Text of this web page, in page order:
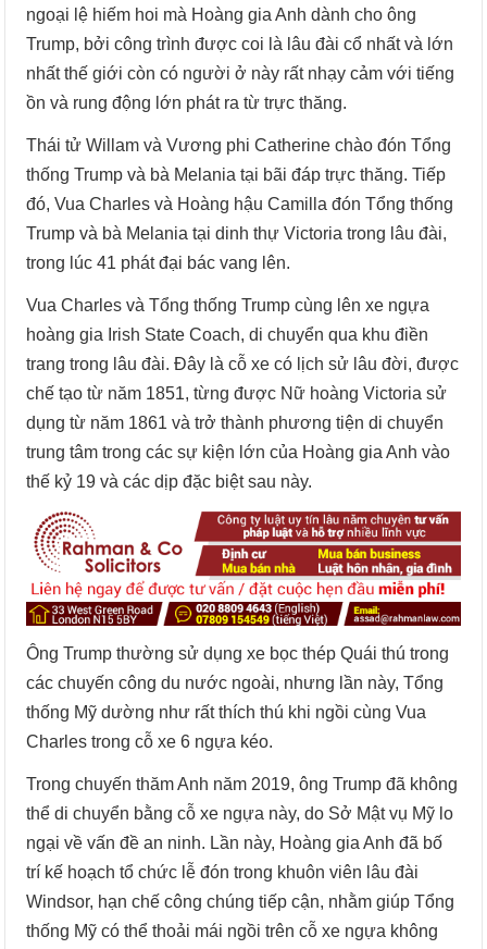
ngoại lệ hiếm hoi mà Hoàng gia Anh dành cho ông
Trump, bởi công trình được coi là lâu đài cổ nhất và lớn
nhất thế giới còn có người ở này rất nhạy cảm với tiếng
ồn và rung động lớn phát ra từ trực thăng.
Thái tử Willam và Vương phi Catherine chào đón Tổng
thống Trump và bà Melania tại bãi đáp trực thăng. Tiếp
đó, Vua Charles và Hoàng hậu Camilla đón Tổng thống
Trump và bà Melania tại dinh thự Victoria trong lâu đài,
trong lúc 41 phát đại bác vang lên.
Vua Charles và Tổng thống Trump cùng lên xe ngựa
hoàng gia Irish State Coach, di chuyển qua khu điền
trang trong lâu đài. Đây là cỗ xe có lịch sử lâu đời, được
chế tạo từ năm 1851, từng được Nữ hoàng Victoria sử
dụng từ năm 1861 và trở thành phương tiện di chuyển
trung tâm trong các sự kiện lớn của Hoàng gia Anh vào
thế kỷ 19 và các dịp đặc biệt sau này.
Ông Trump thường sử dụng xe bọc thép Quái thú trong
các chuyến công du nước ngoài, nhưng lần này, Tổng
thống Mỹ dường như rất thích thú khi ngồi cùng Vua
Charles trong cỗ xe 6 ngựa kéo.
Trong chuyến thăm Anh năm 2019, ông Trump đã không
thể di chuyển bằng cỗ xe ngựa này, do Sở Mật vụ Mỹ lo
ngại về vấn đề an ninh. Lần này, Hoàng gia Anh đã bố
trí kế hoạch tổ chức lễ đón trong khuôn viên lâu đài
Windsor, hạn chế công chúng tiếp cận, nhằm giúp Tổng
thống Mỹ có thể thoải mái ngồi trên cỗ xe ngựa không